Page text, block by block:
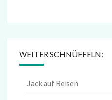
WEITER SCHNÜFFELN:
Jack auf Reisen